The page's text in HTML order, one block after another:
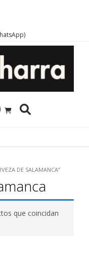
DE SALAMANCA”
que coincidan